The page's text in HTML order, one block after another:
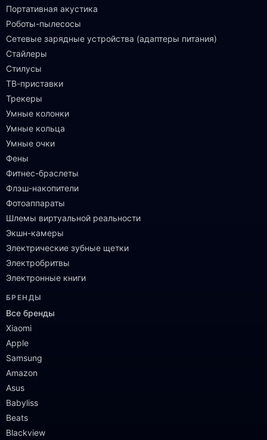
Портативная акустика
Роботы-пылесосы
Сетевые зарядные устройства (адаптеры питания)
Стайлеры
Стилусы
ТВ-приставки
Трекеры
Умные колонки
Умные кольца
Умные очки
Фены
Фитнес-браслеты
Флэш-накопители
Фотоаппараты
Шлемы виртуальной реальности
Экшн-камеры
Электрические зубные щетки
Электробритвы
Электронные книги
БРЕНДЫ
Все бренды
Xiaomi
Apple
Samsung
Amazon
Asus
Babyliss
Beats
Blackview